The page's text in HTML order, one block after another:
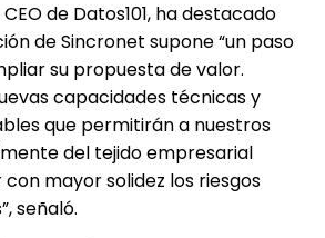
de Datos101, ha destacado
de Sincronet supone “un paso
su propuesta de valor.
capacidades técnicas y
que permitirán a nuestros
del tejido empresarial
mayor solidez los riesgos
señaló.